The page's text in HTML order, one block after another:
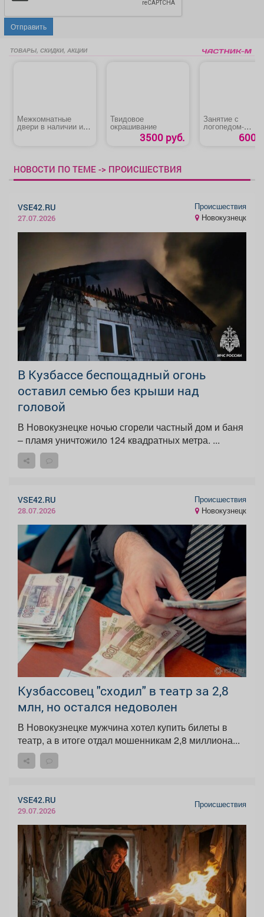
Отправить
ТОВАРЫ, СКИДКИ, АКЦИИ
Межкомнатные
двери в наличии и
под заказ
Твидовое
окрашивание
3500 руб.
Занятие с
логопедом-
дефектологом
600
НОВОСТИ ПО ТЕМЕ -> ПРОИСШЕСТВИЯ
VSE42.RU
27.07.2026
Происшествия
Новокузнецк
В Кузбассе беспощадный огонь
оставил семью без крыши над
головой
В Новокузнецке ночью сгорели частный дом и баня
– пламя уничтожило 124 квадратных метра. ...
VSE42.RU
28.07.2026
Происшествия
Новокузнецк
Кузбассовец "сходил" в театр за 2,8
млн, но остался недоволен
В Новокузнецке мужчина хотел купить билеты в
театр, а в итоге отдал мошенникам 2,8 миллиона...
VSE42.RU
29.07.2026
Происшествия